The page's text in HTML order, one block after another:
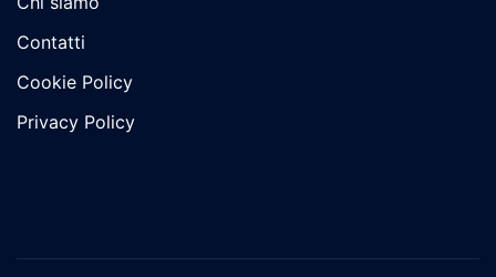
Contatti
Cookie Policy
Privacy Policy